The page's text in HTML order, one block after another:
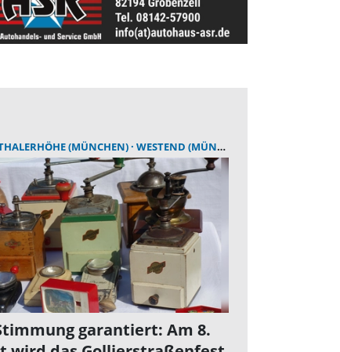
(MÜNCHEN) WESTEND (MÜNCHEN)
garantiert: Am 8.